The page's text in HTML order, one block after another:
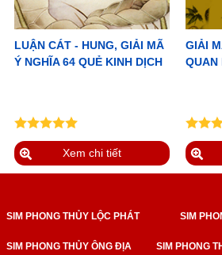
LUẬN CÁT - HUNG, GIẢI MÃ
Ý NGHĨA 64 QUẺ KINH DỊCH
Xem chi tiết
GIẢI
QUAN
SIM PHONG THỦY LỘC PHÁT SIM
SIM PHONG THỦY ÔNG ĐỊA SIM PHONG